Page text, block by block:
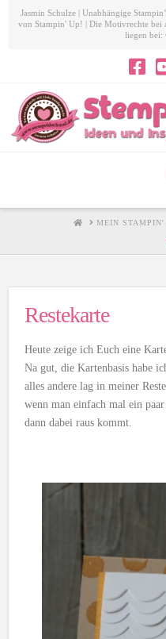
Jasmin Schulze | Unabhängige
von Stampin' Up! | Die Motivrechte bei
liegen bei:
HOMEMEIN STAMPIN'
Restekarte
Heute zeige ich Euch eine
Na gut, die Kartenbasis habe
alles andere lag in meiner
wenn man einfach mal ein
dann dabei raus kommt.